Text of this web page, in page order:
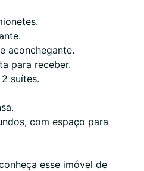
aconchegante.
para receber.
suítes.
com espaço para
esse imóvel de